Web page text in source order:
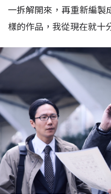
一拆解開來，再重新編製
樣的作品，我從現在就十